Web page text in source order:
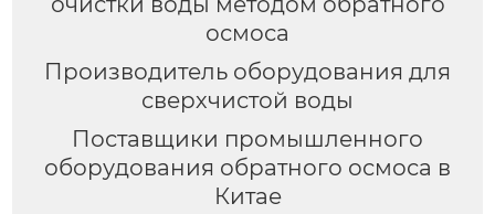
осмоса
Производитель оборудования для
сверхчистой воды
Поставщики промышленного
оборудования обратного осмоса в
Китае